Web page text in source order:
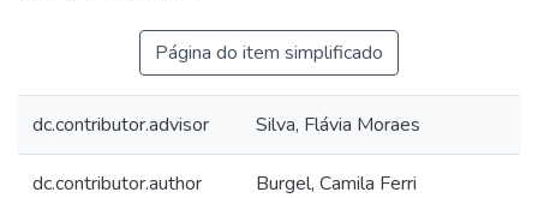
Página do item simplificado
dc.contributor.advisor Silva, Flávia Moraes
dc.contributor.author Burgel, Camila Ferri